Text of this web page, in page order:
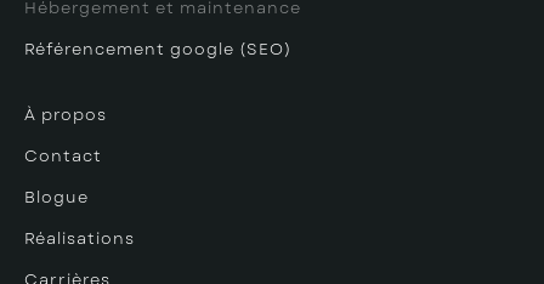
Hébergement et maintenance
Référencement google (SEO)
À propos
Contact
Blogue
Réalisations